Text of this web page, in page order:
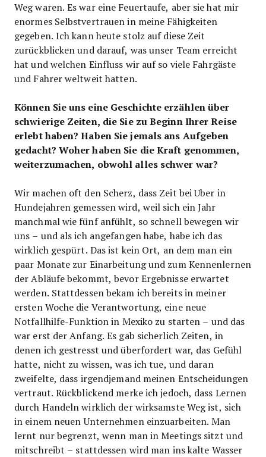
Weg waren. Es war eine Feuertaufe, aber sie hat mir
enormes Selbstvertrauen in meine Fähigkeiten
gegeben. Ich kann heute stolz auf diese Zeit
zurückblicken und darauf, was unser Team erreicht
hat und welchen Einfluss wir auf so viele Fahrgäste
und Fahrer weltweit hatten.
Können Sie uns eine Geschichte erzählen über
schwierige Zeiten, die Sie zu Beginn Ihrer Reise
erlebt haben? Haben Sie jemals ans Aufgeben
gedacht? Woher haben Sie die Kraft genommen,
weiterzumachen, obwohl alles schwer war?
Wir machen oft den Scherz, dass Zeit bei Uber in
Hundejahren gemessen wird, weil sich ein Jahr
manchmal wie fünf anfühlt, so schnell bewegen wir
uns – und als ich angefangen habe, habe ich das
wirklich gespürt. Das ist kein Ort, an dem man ein
paar Monate zur Einarbeitung und zum Kennenlernen
der Abläufe bekommt, bevor Ergebnisse erwartet
werden. Stattdessen bekam ich bereits in meiner
ersten Woche die Verantwortung, eine neue
Notfallhilfe-Funktion in Mexiko zu starten – und das
war erst der Anfang. Es gab sicherlich Zeiten, in
denen ich gestresst und überfordert war, das Gefühl
hatte, nicht zu wissen, was ich tue, und daran
zweifelte, dass irgendjemand meinen Entscheidungen
vertraut. Rückblickend merke ich jedoch, dass Lernen
durch Handeln wirklich der wirksamste Weg ist, sich
in einem neuen Unternehmen einzuarbeiten. Man
lernt nur begrenzt, wenn man in Meetings sitzt und
mitschreibt – stattdessen wird man ins kalte Wasser